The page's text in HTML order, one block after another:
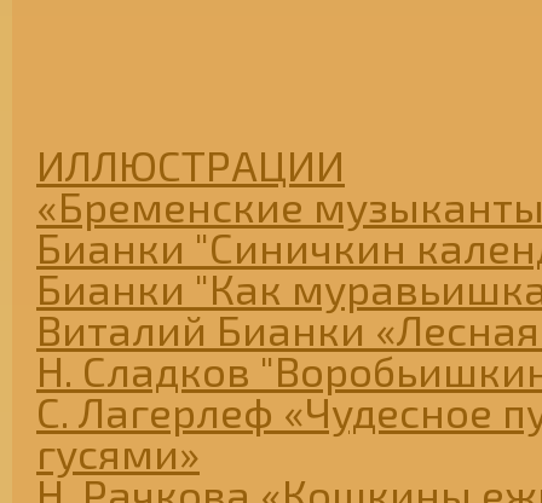
ИЛЛЮСТРАЦИИ
«Бременские
Бианки "Синичкин
Бианки "Как
Виталий Бианки «Лесная
Н. Сладков
С. Лагерлеф «Чудесное
гусями»